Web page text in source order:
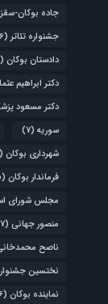
جاده بوکان-سقز
جشنواره تئاتر (6)
دادستان بوکان (6)
دکتر ابراهیم
دکتر مسعود
سوریه (7)
شهرداری بوکان (10)
فرماندار بوکان (5)
مجلس شورای
منصور جهانی (7)
ناصح
نختسین
نماینده بوکان (6)